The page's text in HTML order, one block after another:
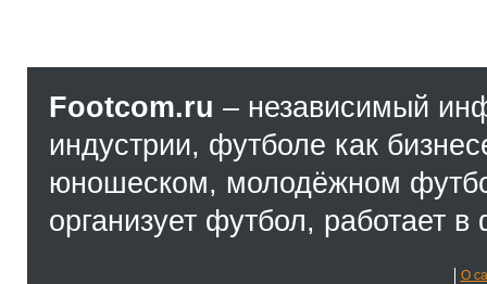
Footcom.ru – независимый
индустрии, футболе как
юношеском, молодёжном
организует футбол, работает
О